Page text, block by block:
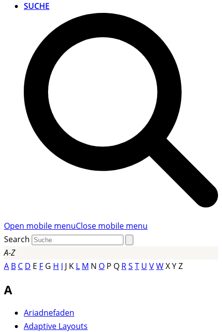
SUCHE
Open mobile menuClose mobile menu
Search
A-Z
A B C D E F G H I J K L M N O P Q RS T U VWX YZ
A
Ariadnefaden
Adaptive Layouts